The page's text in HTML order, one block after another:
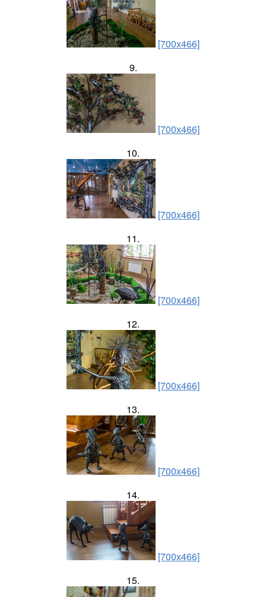
[700x466]
9.
[700x466]
10.
[700x466]
11.
[700x466]
12.
[700x466]
13.
[700x466]
14.
[700x466]
15.